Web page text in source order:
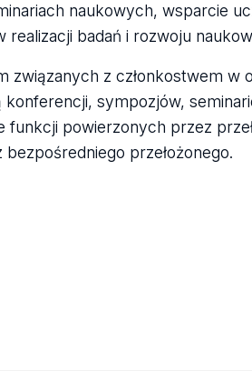
naukowych, wsparcie
badań i rozwoju
związanych z członkostwem w
konferencji, sympozjów,
funkcji powierzonych przez
przełożonego.